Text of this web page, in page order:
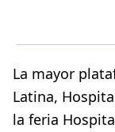
La mayor
Latina,
la feria